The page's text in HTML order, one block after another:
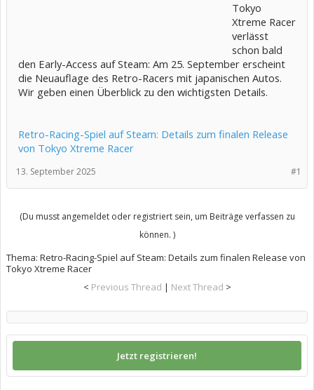
Tokyo
Xtreme Racer
verlässt
schon bald
den Early-Access auf Steam: Am 25. September erscheint
die Neuauflage des Retro-Racers mit japanischen Autos.
Wir geben einen Überblick zu den wichtigsten Details.
Retro-Racing-Spiel auf Steam: Details zum finalen Release
von Tokyo Xtreme Racer
#1
13. September 2025
(Du musst angemeldet oder registriert sein, um Beiträge verfassen zu
können. )
Thema: Retro-Racing-Spiel auf Steam: Details zum finalen Release von
Tokyo Xtreme Racer
< Previous Thread | Next Thread >
Jetzt registrieren!